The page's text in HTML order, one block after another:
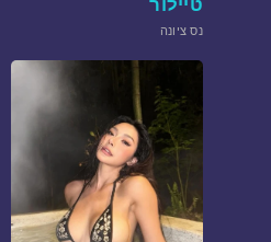
טיילור
נס ציונה